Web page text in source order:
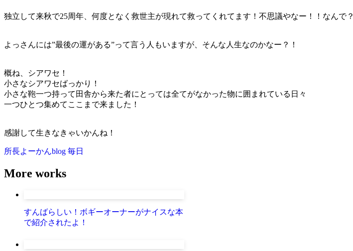
独立して来秋で25周年、何度となく救世主が現れて救ってくれてます！不思議やなー！！なんで？
よっさんには”最後の運がある”って言う人もいますが、そんな人生なのかなー？！
概ね、シアワセ！
小さなシアワセばっかり！
小さな鞄一つ持って田舎から来た者にとっては全てがなかった物に囲まれている日々
一つひとつ集めてここまで来ました！
感謝して生きなきゃいかんね！
所長よーかんblog 毎日
More works
すんばらしい！ボギーオーナーがナイスな本
で紹介されたよ！